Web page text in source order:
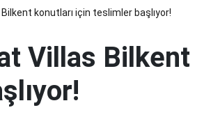
konutları için teslimler başlıyor!
Villas Bilkent